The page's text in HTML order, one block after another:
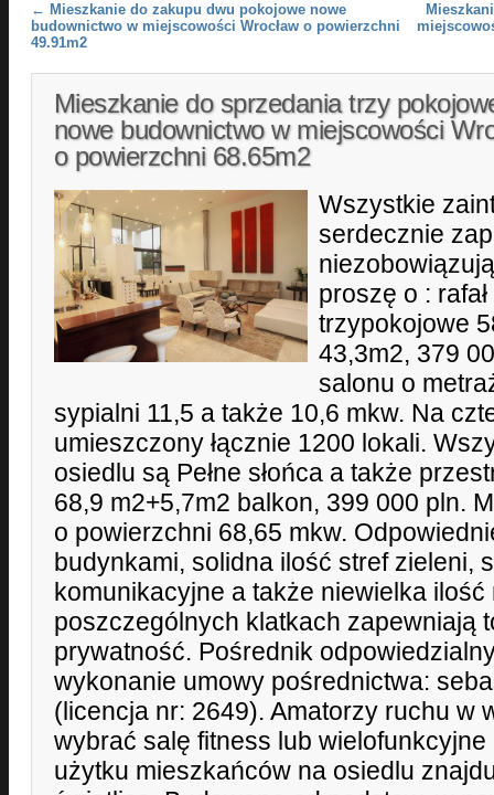
Post navigation
← Mieszkanie do zakupu dwu pokojowe nowe
budownictwo w miejscowości Wrocław o powierzchni
49.91m2
Mieszkanie do sprzedania trzy
nowe budownictwo w miejscowości
o powierzchni 68.65m2
Wszystkie
serdecznie
proszę o :
trzypokojowe
43,3m2, 379
salonu o
sypialni 11,5 a także 10,6 mkw. Na
umieszczony łącznie 1200 lokali.
osiedlu są Pełne słońca a także
68,9 m2+5,7m2 balkon, 399 000 pln.
o powierzchni 68,65 mkw.
budynkami, solidna ilość stref zieleni,
komunikacyjne a także niewielka
poszczególnych klatkach zapewniają
prywatność. Pośrednik
wykonanie umowy pośrednictwa:
(licencja nr: 2649). Amatorzy ruchu w
wybrać salę fitness lub wielofunkcyjne
użytku mieszkańców na osiedlu